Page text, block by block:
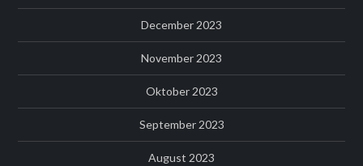
December 2023
November 2023
Oktober 2023
September 2023
August 2023